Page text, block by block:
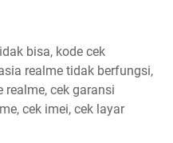
bisa, kode cek
realme tidak berfungsi,
cek garansi
cek imei, cek layar